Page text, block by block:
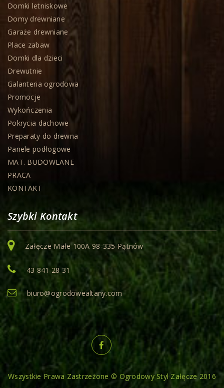
Domki letniskowe
Domy drewniane
Garaże drewniane
Place zabaw
Domki dla dzieci
Drewutnie
Galanteria ogrodowa
Promocje
Wykończenia
Pokrycia dachowe
Preparaty do drewna
Panele podłogowe
MAT. BUDOWLANE
PRACA
KONTAKT
Szybki Kontakt
Załęcze Małe 100A 98-335 Pątnów
43 841 28 31
biuro@ogrodowealtany.com
Wszystkie Prawa Zastrzeżone © Ogrodowy Styl Załęcze 2016